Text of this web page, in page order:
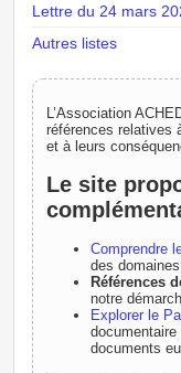
Lettre du 24 mars
Autres listes
L’Association
références relatives
et à leurs
Le site
Comprendre
des
Références
notre
Explorer le
documentaire
documents